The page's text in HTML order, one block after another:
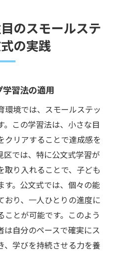
のスモールステ
の実践
習法の適用
環境では、スモールステッ
。この学習法は、小さな目
クリアすることで達成感を
では、特に公文式学習が
取り入れることで、子ども
す。公文式では、個々の能
おり、一人ひとりの進度に
とが可能です。このよう
は自分のペースで確実にス
、学びを持続させる力を養